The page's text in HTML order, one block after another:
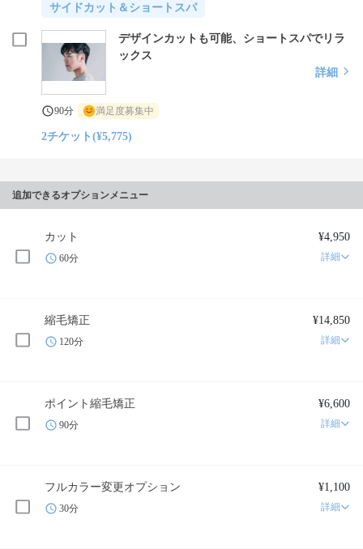
サイドカット＆ショートスパ
デザインカットも可能、ショートスパでリラ
ックス
詳細
90分 満足度募集中
2チケット(¥5,775)
追加できるオプションメニュー
カット ¥4,950
60分 詳細
縮毛矯正 ¥14,850
120分 詳細
ポイント縮毛矯正 ¥6,600
90分 詳細
フルカラー変更オプション ¥1,100
30分 詳細